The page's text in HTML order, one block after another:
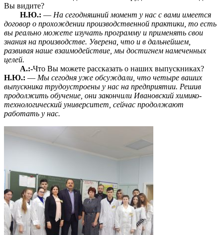
Вы видите?
Н.Ю.: — На сегодняшний момент у нас с вами имеется
договор о прохождении производственной практики, то есть
вы реально можете изучать программу и применять свои
знания на производстве. Уверена, что и в дальнейшем,
развивая наше взаимодействие, мы достигнем намеченных
целей.
А.:-Что Вы можете рассказать о наших выпускниках?
Н.Ю.: — Мы сегодня уже обсуждали, что четыре ваших
выпускника трудоустроены у нас на предприятии. Решив
продолжить обучение, они закончили Ивановский химико-
технологический университет, сейчас продолжают
работать у нас.